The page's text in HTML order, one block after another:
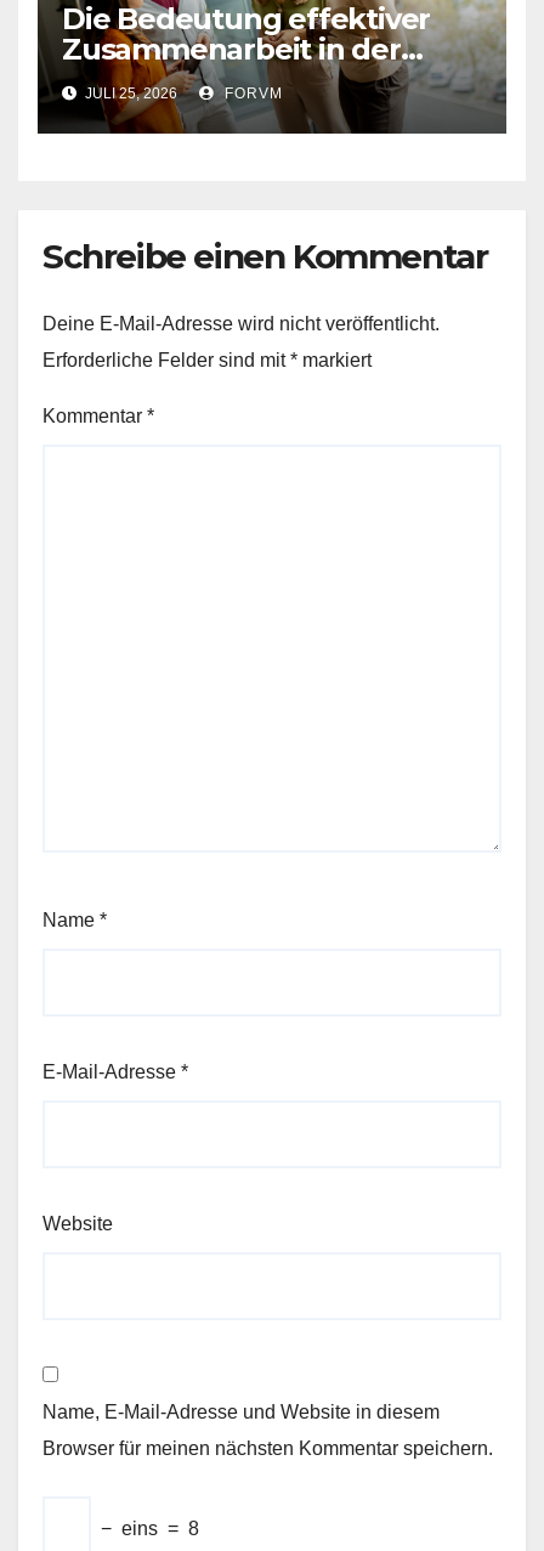
Die Bedeutung effektiver
Zusammenarbeit in der
Arbeitswelt
JULI 25, 2026 FORVM
Schreibe einen Kommentar
Deine E-Mail-Adresse wird nicht veröffentlicht.
Erforderliche Felder sind mit* markiert
Kommentar *
Name *
E-Mail-Adresse *
Website
Name, E-Mail-Adresse und Website in diesem
Browser für meinen nächsten Kommentar speichern.
− eins = 8